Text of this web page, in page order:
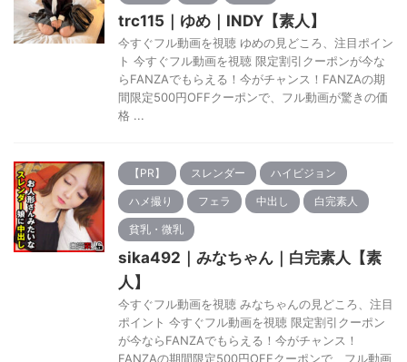
trc115｜ゆめ｜INDY【素人】
今すぐフル動画を視聴 ゆめの見どころ、注目ポイン
ト 今すぐフル動画を視聴 限定割引クーポンが今な
らFANZAでもらえる！今がチャンス！FANZAの期
間限定500円OFFクーポンで、フル動画が驚きの価
格 ...
【PR】 スレンダー ハイビジョン
ハメ撮り フェラ 中出し 白完素人
貧乳・微乳
sika492｜みなちゃん｜白完素人【素
人】
今すぐフル動画を視聴 みなちゃんの見どころ、注目
ポイント 今すぐフル動画を視聴 限定割引クーポン
が今ならFANZAでもらえる！今がチャンス！
FANZAの期間限定500円OFFクーポンで、フル動画